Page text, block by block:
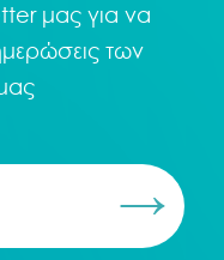
μας για να
των